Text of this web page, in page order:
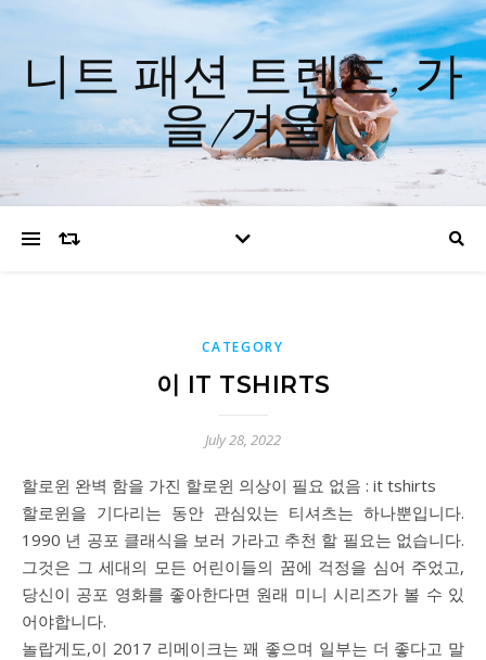
니트 패션 트렌드, 가
을/겨울
CATEGORY
이 IT TSHIRTS
July 28, 2022
할로윈 완벽 함을 가진 할로윈 의상이 필요 없음 : it tshirts
할로윈을 기다리는 동안 관심있는 티셔츠는 하나뿐입니다.
1990 년 공포 클래식을 보러 가라고 추천 할 필요는 없습니다.
그것은 그 세대의 모든 어린이들의 꿈에 걱정을 심어 주었고,
당신이 공포 영화를 좋아한다면 원래 미니 시리즈가 볼 수 있
어야합니다.
놀랍게도,이 2017 리메이크는 꽤 좋으며 일부는 더 좋다고 말